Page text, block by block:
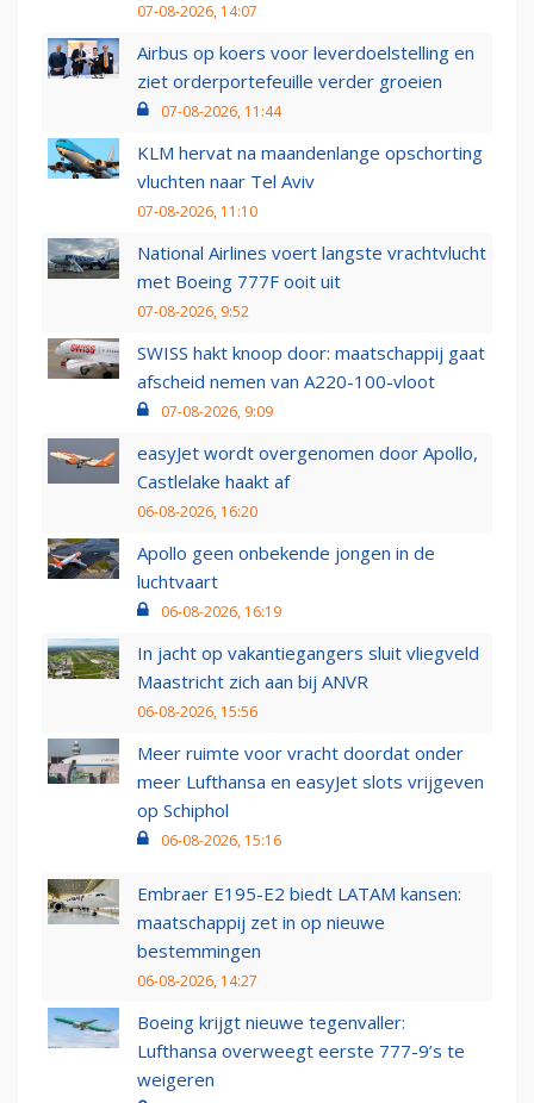
07-08-2026, 14:07
Airbus op koers voor leverdoelstelling en
ziet orderportefeuille verder groeien
07-08-2026, 11:44
KLM hervat na maandenlange opschorting
vluchten naar Tel Aviv
07-08-2026, 11:10
National Airlines voert langste vrachtvlucht
met Boeing 777F ooit uit
07-08-2026, 9:52
SWISS hakt knoop door: maatschappij gaat
afscheid nemen van A220-100-vloot
07-08-2026, 9:09
easyJet wordt overgenomen door Apollo,
Castlelake haakt af
06-08-2026, 16:20
Apollo geen onbekende jongen in de
luchtvaart
06-08-2026, 16:19
In jacht op vakantiegangers sluit vliegveld
Maastricht zich aan bij ANVR
06-08-2026, 15:56
Meer ruimte voor vracht doordat onder
meer Lufthansa en easyJet slots vrijgeven
op Schiphol
06-08-2026, 15:16
Embraer E195-E2 biedt LATAM kansen:
maatschappij zet in op nieuwe
bestemmingen
06-08-2026, 14:27
Boeing krijgt nieuwe tegenvaller:
Lufthansa overweegt eerste 777-9’s te
weigeren